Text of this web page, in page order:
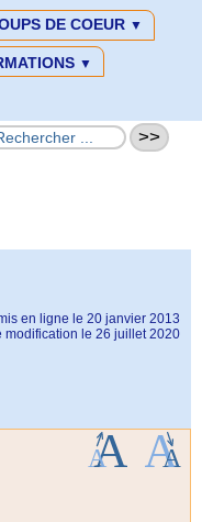
DE COEUR ▼
▼
en ligne le 20 janvier 2013
modification le 26 juillet 2020